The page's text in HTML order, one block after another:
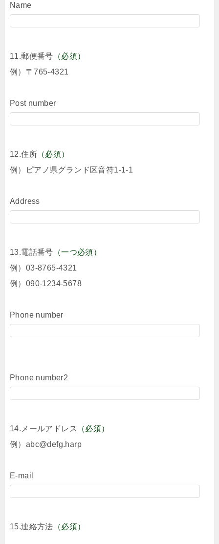
Name
11.郵便番号 （必須）
例）〒765-4321
Post number
12.住所 （必須）
例）ピアノ県グランド区音符1-1-1
Address
13.電話番号 （一つ必須）
例）03-8765-4321
例）090-1234-5678
Phone number
Phone number2
14.メールアドレス
（必須）
例）abc@defg.harp
E-mail
15.連絡方法 （必須）